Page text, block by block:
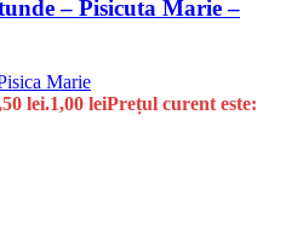
– Pisicuta Marie –
Marie
lei.1,00 leiPrețul curent este: